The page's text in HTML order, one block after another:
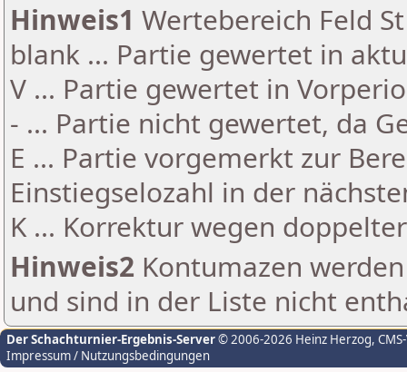
Hinweis1 Wertebereich Feld
blank ... Partie gewertet in
V ... Partie gewertet in
- ... Partie nicht gewertet, da
E ... Partie vorgemerkt zur
Einstiegselozahl in der
K ... Korrektur wegen
Hinweis2 Kontumazen
und sind in der Liste nicht
Der Schachturnier-Ergebnis-Server© 2006-2026 Heinz Herzog,
Impressum / Nutzungsbedingungen